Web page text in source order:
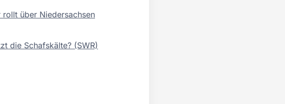
über Niedersachsen
die Schafskälte? (SWR)